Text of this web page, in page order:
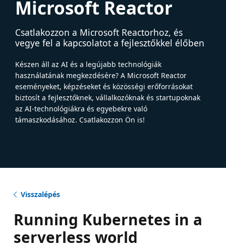
Microsoft Reactor
Csatlakozzon a Microsoft Reactorhoz, és
vegye fel a kapcsolatot a fejlesztőkkel élőben
Készen áll az AI és a legújabb technológiák
használatának megkezdésére? A Microsoft Reactor
eseményeket, képzéseket és közösségi erőforrásokat
biztosít a fejlesztőknek, vállalkozóknak és startupoknak
az AI-technológiákra és egyebekre való
támaszkodásához. Csatlakozzon Ön is!
Visszalépés
Running Kubernetes in a
serverless world